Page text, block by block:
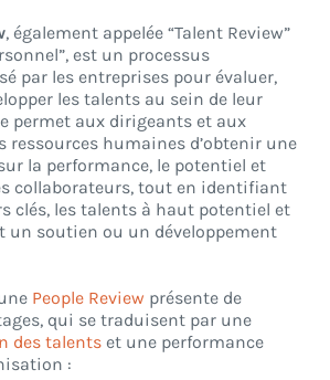
, également appelée “Talent Review”
est un processus
par les entreprises pour évaluer,
les talents au sein de leur
permet aux dirigeants et aux
ressources humaines d’obtenir une
la performance, le potentiel et
collaborateurs, tout en identifiant
clés, les talents à haut potentiel et
un soutien ou un développement
People Review présente de
qui se traduisent par une
des talents et une performance
: